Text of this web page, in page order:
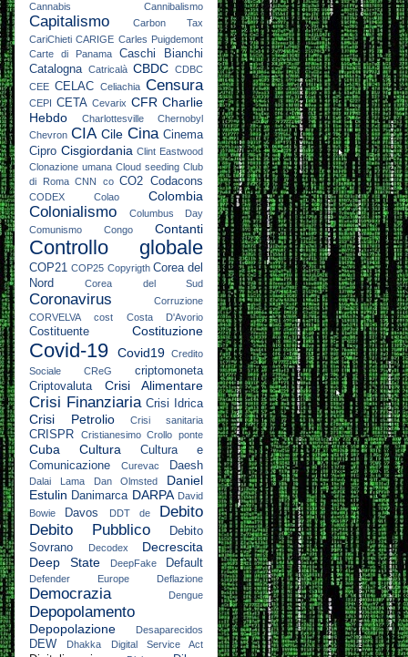
Cannabis Cannibalismo
Capitalismo
Carbon Tax
CariChieti CARIGE Carles Puigdemont
Carte di Panama
Caschi Bianchi
Catalogna Catricalà CBDC CDBC
CEE CELAC Celiachia Censura
CEPI CETA Cevarix CFR Charlie
Hebdo
Charlottesville
Chernobyl
Chevron CIA Cile Cina Cinema
Cipro Cisgiordania Clint Eastwood
Clonazione umana Cloud seeding Club
di Roma CNN co CO2 Codacons
CODEX Colao Colombia
Colonialismo
Columbus Day
Comunismo
Congo Contanti
Controllo globale
COP21 COP25 Copyrigth Corea del
Nord
Corea del Sud
Coronavirus
Corruzione
CORVELVA
cost Costa D'Avorio
Costituente Costituzione
Covid-19 Covid19
Credito
Sociale
CReG
criptomoneta
Criptovaluta
Crisi Alimentare
Crisi Finanziaria Crisi Idrica
Crisi Petrolio Crisi sanitaria
CRISPR Cristianesimo Crollo ponte
Cuba Cultura
Cultura e
Comunicazione
Curevac Daesh
Dalai Lama Dan Olmsted
Daniel
Estulin Danimarca DARPA David
Bowie
Davos DDT de
Debito
Debito Pubblico
Debito
Sovrano
Decodex
Decrescita
Deep State
DeepFake Default
Defender Europe Deflazione
Democrazia Dengue
Depopolamento
Depopolazione Desaparecidos
DEW Dhakka Digital Service Act